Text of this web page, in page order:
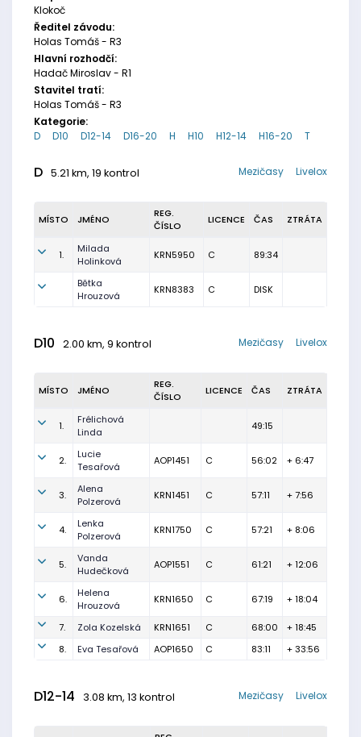
Klokoč
Ředitel závodu:
Holas Tomáš - R3
Hlavní rozhodčí:
Hadač Miroslav - R1
Stavitel tratí:
Holas Tomáš - R3
Kategorie:
D
D10 D12-14 D16-20 H H10 H12-14 H16-20 T
D 5.21 km, 19 kontrol Livelox
Mezičasy
MÍSTO JMÉNO
REG.
ČÍSLO
LICENCE ČAS ZTRÁTA
1.
Milada
Holinková
KRN5950 C 89:34
Bětka
Hrouzová
KRN8383 C DISK
D10 2.00 km, 9 kontrol Livelox
Mezičasy
MÍSTO JMÉNO
REG.
ČÍSLO
LICENCE ČAS ZTRÁTA
1.
Frélichová
Linda
49:15
2.
Lucie
Tesařová
AOP1451 C 56:02 + 6:47
3.
Alena
Polzerová
KRN1451 C 57:11 + 7:56
4.
Lenka
Polzerová
KRN1750 C 57:21 + 8:06
5.
Vanda
Hudečková
AOP1551 C 61:21 + 12:06
6.
Helena
Hrouzová
KRN1650 C 67:19 + 18:04
7. Zola Kozelská KRN1651 C 68:00
+ 18:45
8.
Eva Tesařová AOP1650 C 83:11 + 33:56
D12-14 3.08 km, 13 kontrol Livelox
Mezičasy